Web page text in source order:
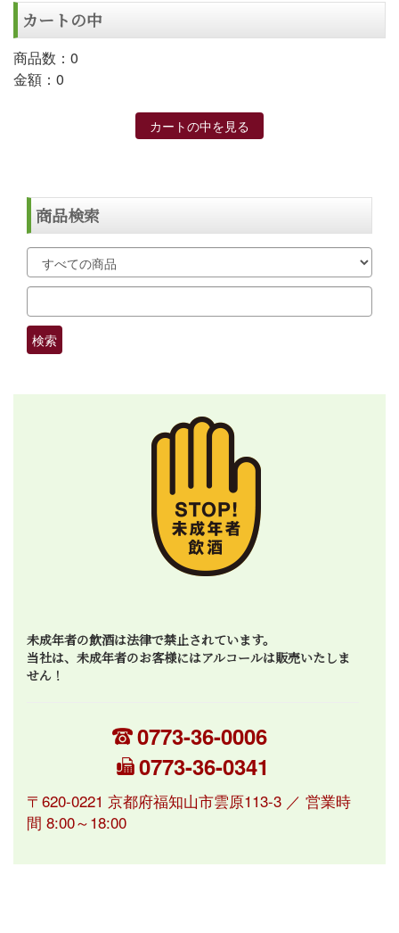
カートの中
商品数：0
金額：0
カートの中を見る
商品検索
未成年者の飲酒は法律で禁止されています。
当社は、未成年者のお客様にはアルコールは販売いたしま
せん！
0773-36-0006
0773-36-0341
〒620-0221 京都府福知山市雲原113-3 ／ 営業時
間 8:00～18:00